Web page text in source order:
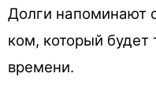
Долги напоминают
ком, который будет
времени.